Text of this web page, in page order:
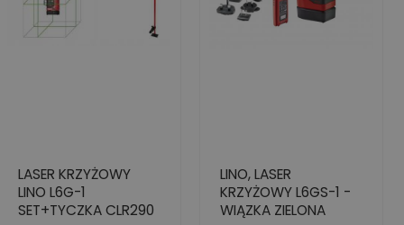
LASER KRZYŻOWY
LINO L6G-1
SET+TYCZKA CLR290
LINO, LASER
KRZYŻOWY L6GS-1 -
WIĄZKA ZIELONA